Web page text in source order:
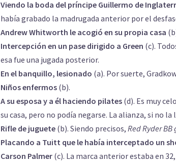
Viendo la boda del príncipe Guillermo de
había grabado la madrugada anterior por el
Andrew Whitworth le acogió en su propia casa
Intercepción en un pase dirigido a Green (c).
esa fue una jugada posterior.
En el banquillo, lesionado (a). Por suerte,
Niños enfermos (b).
A su esposa y a él haciendo pilates (d). Es muy
su casa, pero no podía negarse. La alianza, si no
Rifle de juguete (b). Siendo precisos, Red Ryder BB
Placando a Tuitt que le había interceptado un
Carson Palmer (c). La marca anterior estaba en